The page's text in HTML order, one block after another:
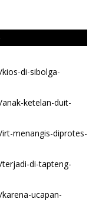
di-sibolga-
ketelan-duit-
menangis-diprotes-
di-tapteng-
ucapan-